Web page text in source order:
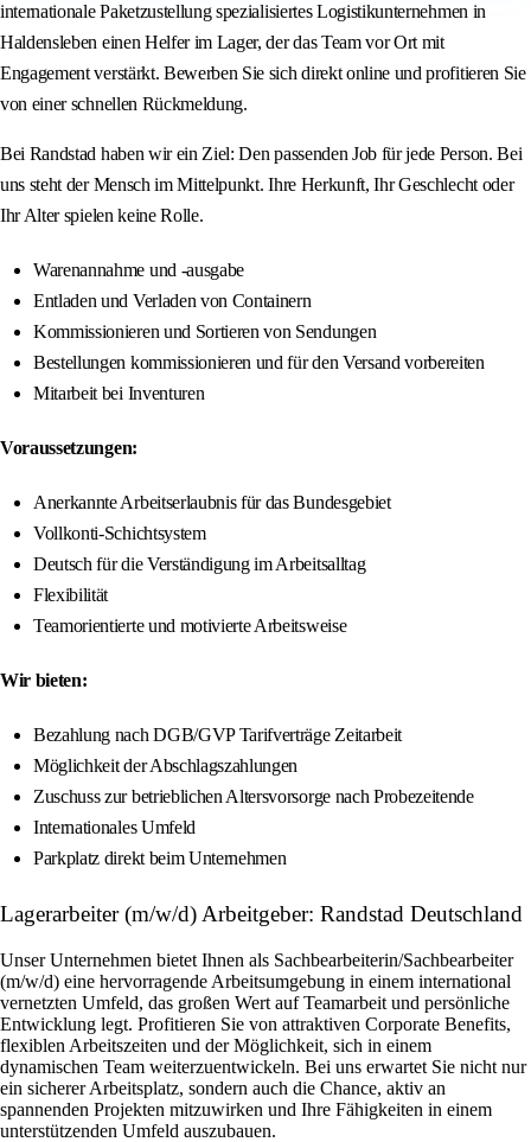
internationale Paketzustellung spezialisiertes Logistikunternehmen in
Haldensleben einen Helfer im Lager, der das Team vor Ort mit
Engagement verstärkt. Bewerben Sie sich direkt online und profitieren Sie
von einer schnellen Rückmeldung.
Bei Randstad haben wir ein Ziel: Den passenden Job für jede Person. Bei
uns steht der Mensch im Mittelpunkt. Ihre Herkunft, Ihr Geschlecht oder
Ihr Alter spielen keine Rolle.
Warenannahme und -ausgabe
Entladen und Verladen von Containern
Kommissionieren und Sortieren von Sendungen
Bestellungen kommissionieren und für den Versand vorbereiten
Mitarbeit bei Inventuren
Voraussetzungen:
Anerkannte Arbeitserlaubnis für das Bundesgebiet
Vollkonti-Schichtsystem
Deutsch für die Verständigung im Arbeitsalltag
Flexibilität
Teamorientierte und motivierte Arbeitsweise
Wir bieten:
Bezahlung nach DGB/GVP Tarifverträge Zeitarbeit
Möglichkeit der Abschlagszahlungen
Zuschuss zur betrieblichen Altersvorsorge nach Probezeitende
Internationales Umfeld
Parkplatz direkt beim Unternehmen
Lagerarbeiter (m/w/d) Arbeitgeber: Randstad Deutschland
Unser Unternehmen bietet Ihnen als Sachbearbeiterin/Sachbearbeiter
(m/w/d) eine hervorragende Arbeitsumgebung in einem international
vernetzten Umfeld, das großen Wert auf Teamarbeit und persönliche
Entwicklung legt. Profitieren Sie von attraktiven Corporate Benefits,
flexiblen Arbeitszeiten und der Möglichkeit, sich in einem
dynamischen Team weiterzuentwickeln. Bei uns erwartet Sie nicht nur
ein sicherer Arbeitsplatz, sondern auch die Chance, aktiv an
spannenden Projekten mitzuwirken und Ihre Fähigkeiten in einem
unterstützenden Umfeld auszubauen.